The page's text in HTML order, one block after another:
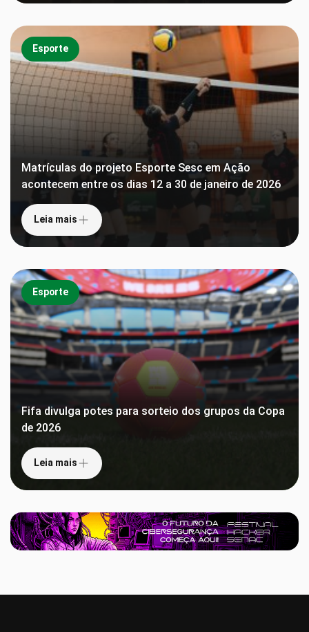
Esporte
Matrículas do projeto Esporte Sesc em Ação
acontecem entre os dias 12 a 30 de janeiro de 2026
Leia mais
Esporte
Fifa divulga potes para sorteio dos grupos da Copa
de 2026
Leia mais